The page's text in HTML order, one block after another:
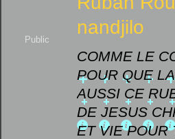
Public
nandjilo
COMME LE
POUR QUE
AUSSI CE
DE JESUS
ET VIE POUR